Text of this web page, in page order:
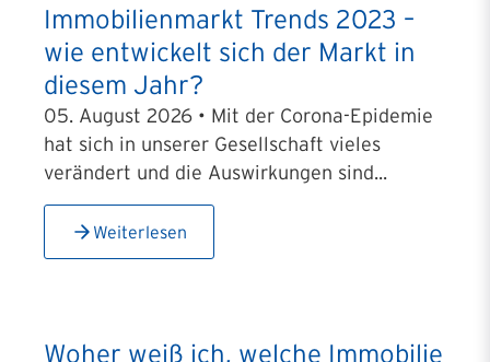
Immobilienmarkt Trends 2023 –
wie entwickelt sich der Markt in
diesem Jahr?
05. August 2026 • Mit der Corona-Epidemie
hat sich in unserer Gesellschaft vieles
verändert und die Auswirkungen sind...
Weiterlesen
Woher weiß ich, welche Immobilie